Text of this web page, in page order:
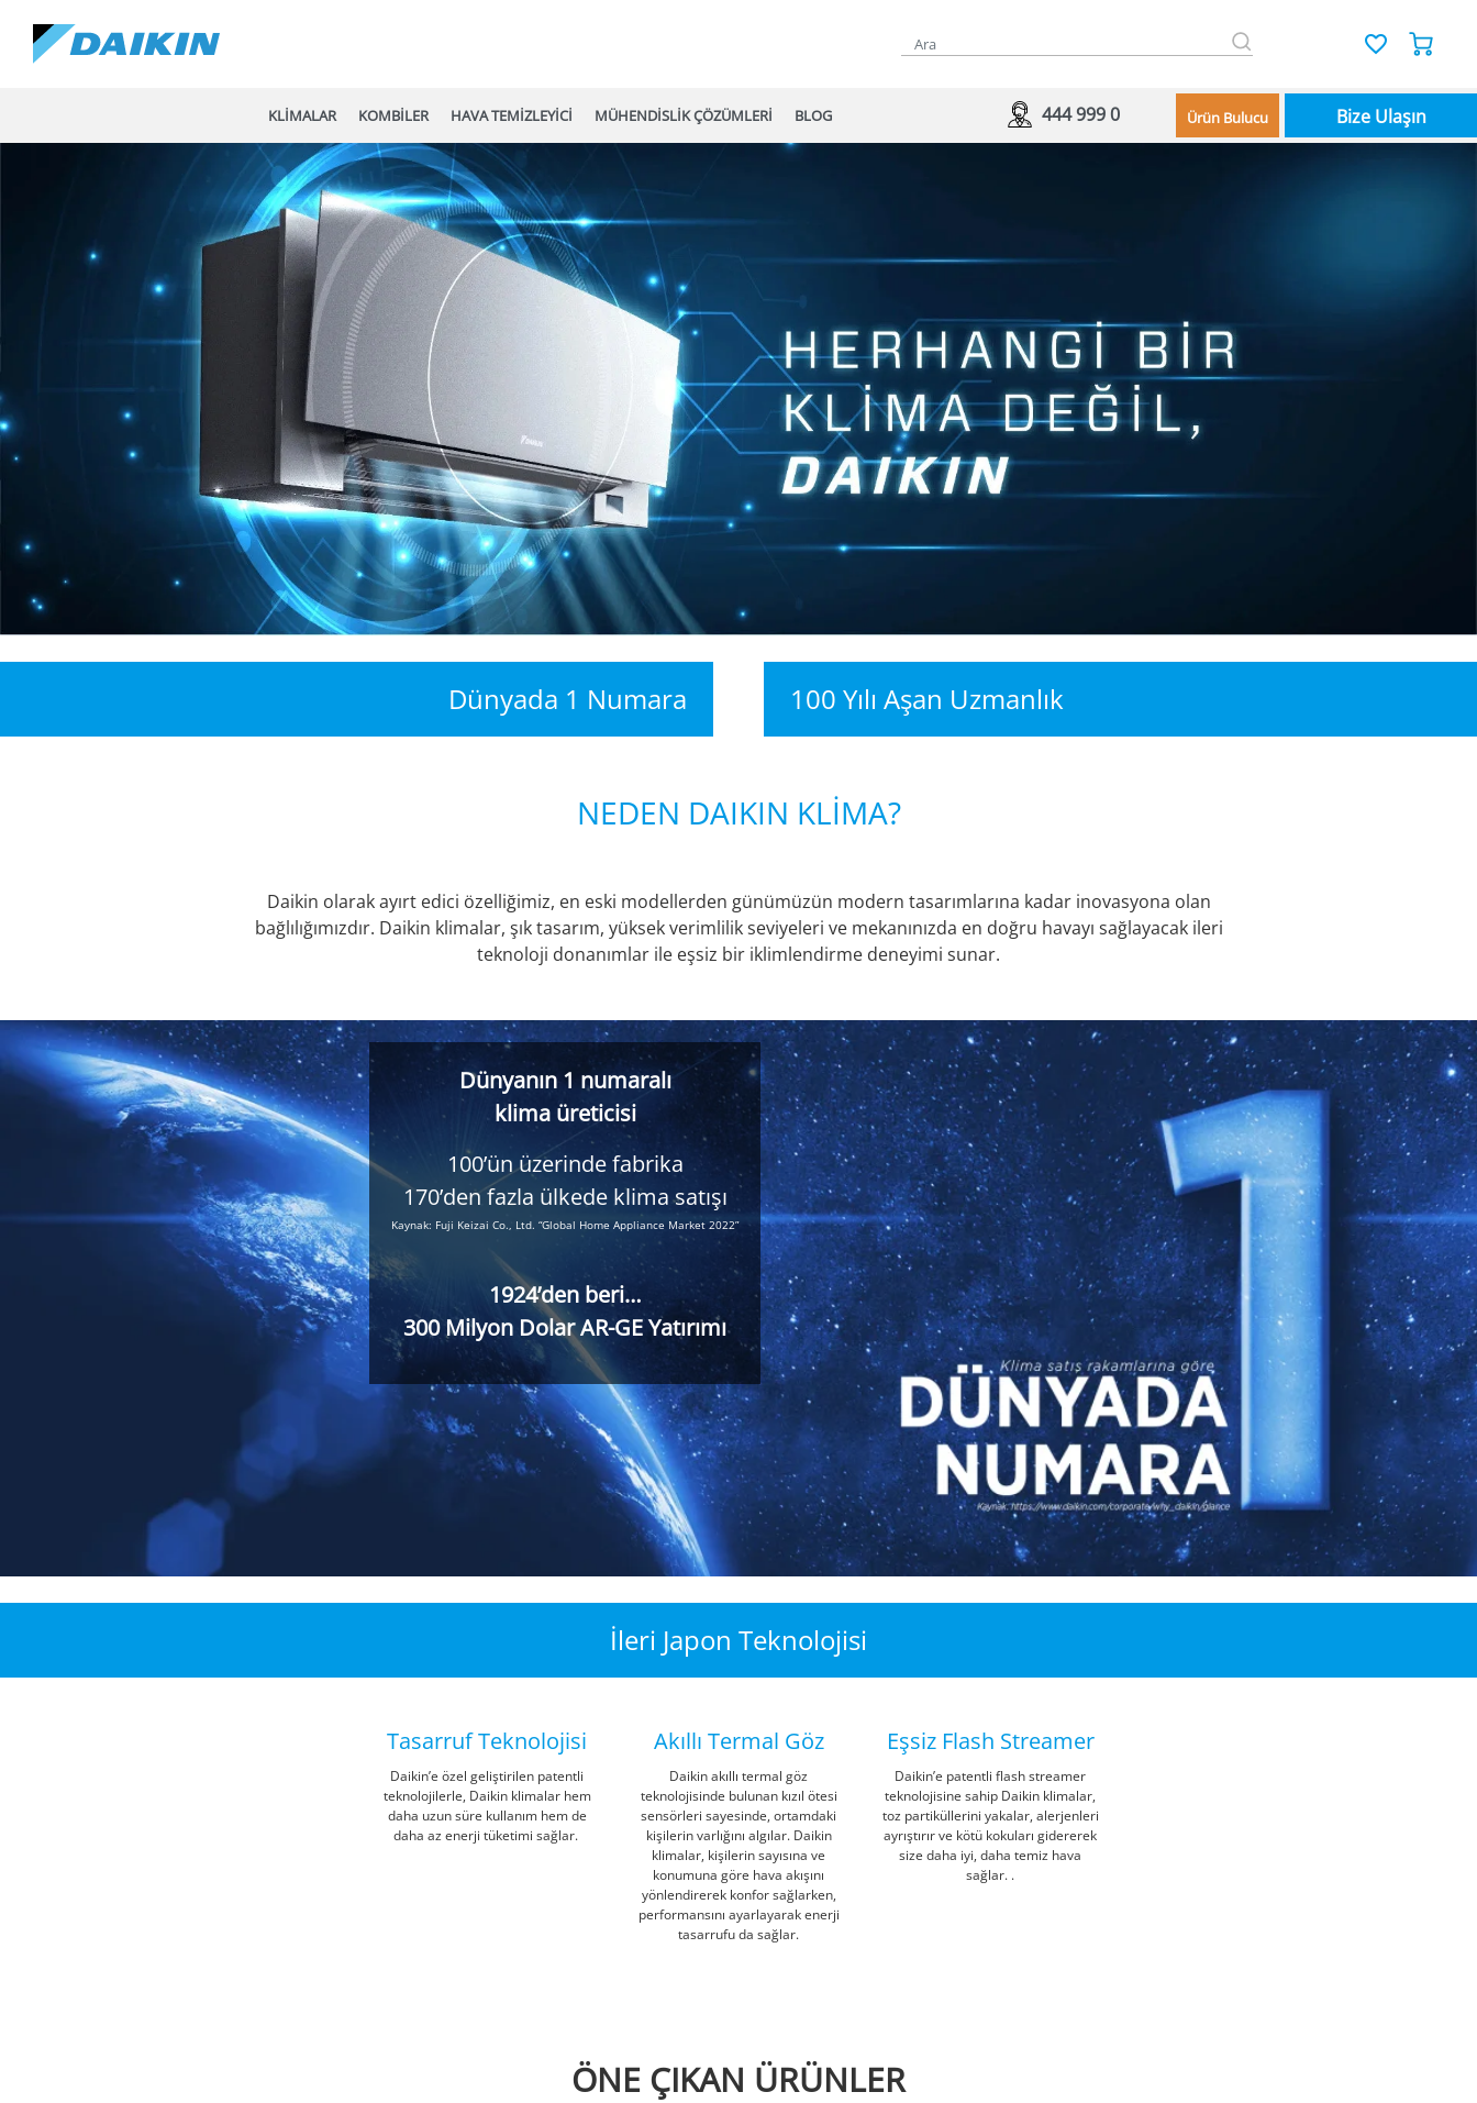
KLİMALAR KOMBİLER HAVA TEMİZLEYİCİ MÜHENDİSLİK ÇÖZÜMLERİ Ürün Bulucu
BLOG Bize Ulaşın
444 999 0
Dünyada 1 Numara 100 Yılı Aşan Uzmanlık
NEDEN DAIKIN KLİMA?
Daikin olarak ayırt edici özelliğimiz, en eski modellerden günümüzün modern tasarımlarına kadar inovasyona olan
bağlılığımızdır. Daikin klimalar, şık tasarım, yüksek verimlilik seviyeleri ve mekanınızda en doğru havayı sağlayacak ileri
teknoloji donanımlar ile eşsiz bir iklimlendirme deneyimi sunar.
Dünyanın 1 numaralı
klima üreticisi
100’ün üzerinde fabrika
170’den fazla ülkede klima satışı
Kaynak: Fuji Keizai Co., Ltd. “Global Home Appliance Market 2022”
1924’den beri…
300 Milyon Dolar AR-GE Yatırımı
İleri Japon Teknolojisi
Tasarruf Teknolojisi
Daikin’e özel geliştirilen patentli
teknolojilerle, Daikin klimalar hem
daha uzun süre kullanım hem de
daha az enerji tüketimi sağlar.
Akıllı Termal Göz
Daikin akıllı termal göz
teknolojisinde bulunan kızıl ötesi
sensörleri sayesinde, ortamdaki
kişilerin varlığını algılar. Daikin
klimalar, kişilerin sayısına ve
konumuna göre hava akışını
yönlendirerek konfor sağlarken,
performansını ayarlayarak enerji
tasarrufu da sağlar.
Eşsiz Flash Streamer
Daikin’e patentli flash streamer
teknolojisine sahip Daikin klimalar,
toz partiküllerini yakalar, alerjenleri
ayrıştırır ve kötü kokuları gidererek
size daha iyi, daha temiz hava
sağlar. .
ÖNE ÇIKAN ÜRÜNLER